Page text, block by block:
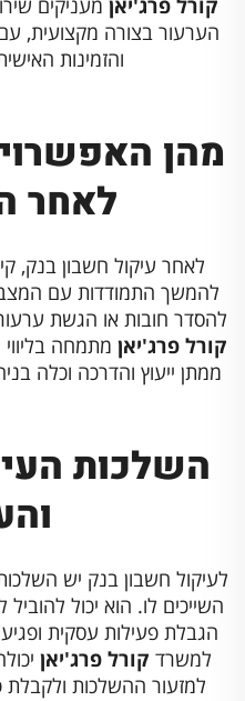
הערעור בצורה מקצועית,
והזמינות
מהן
לאחר
לאחר עיקול חשבון בנק,
להמשך התמודדות עם
להסדר חובות או הגשת
קורל פרג'יאן מתמחה
ממתן ייעוץ והדרכה וכלה
השלכות
לעיקול חשבון בנק יש
השייכים לו. הוא יכול
הגבלת פעילות עסקית
למשרד קורל פרג'יאן
למזעור ההשלכות ולקבלת